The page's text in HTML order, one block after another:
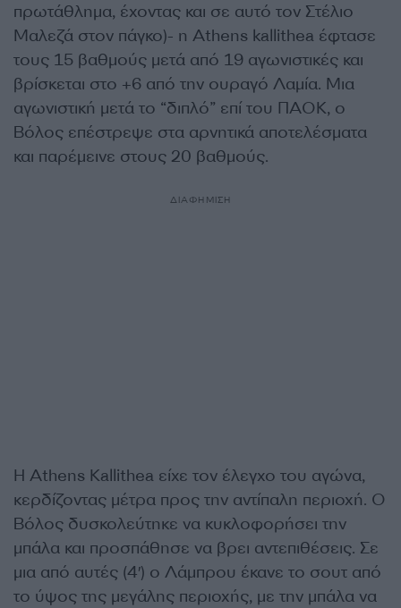
πρωτάθλημα, έχοντας και σε αυτό τον Στέλιο
Μαλεζά στον πάγκο)- η Athens kallithea έφτασε
τους 15 βαθμούς μετά από 19 αγωνιστικές και
βρίσκεται στο +6 από την ουραγό Λαμία. Μια
αγωνιστική μετά το “διπλό” επί του ΠΑΟΚ, ο
Βόλος επέστρεψε στα αρνητικά αποτελέσματα
και παρέμεινε στους 20 βαθμούς.
ΔΙΑΦΗΜΙΣΗ
Η Athens Kallithea είχε τον έλεγχο του αγώνα,
κερδίζοντας μέτρα προς την αντίπαλη περιοχή. Ο
Βόλος δυσκολεύτηκε να κυκλοφορήσει την
μπάλα και προσπάθησε να βρει αντεπιθέσεις. Σε
μια από αυτές (4′) ο Λάμπρου έκανε το σουτ από
το ύψος της μεγάλης περιοχής, με την μπάλα να